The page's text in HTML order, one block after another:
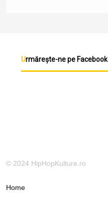
Urmărește-ne pe Facebook
© 2024 HipHopKulture.ro
Home